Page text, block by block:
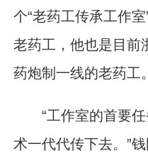
个“老药工传承工作
老药工，他也是目前
药炮制一线的老药工。
“工作室的首要任
术一代代传下去。”